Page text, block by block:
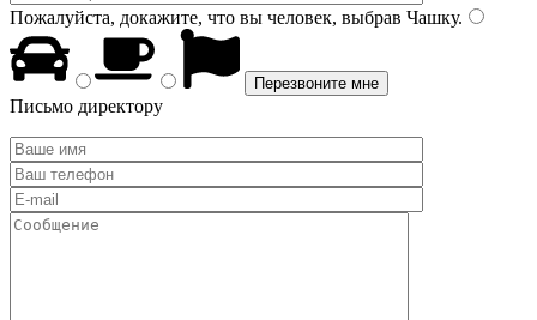
Пожалуйста, докажите, что вы человек, выбрав Чашку.
Письмо директору